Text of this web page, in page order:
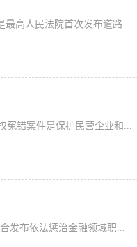
最高人民法院首次发布道路...
冤错案件是保护民营企业和...
发布依法惩治金融领域职...